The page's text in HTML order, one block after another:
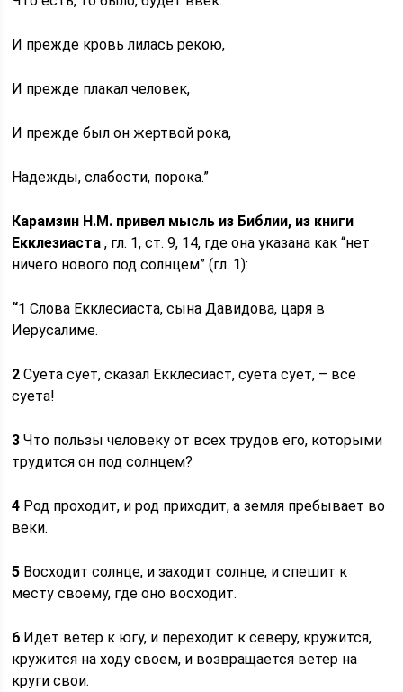
И прежде кровь лилась рекою,
И прежде плакал человек,
И прежде был он жертвой рока,
Надежды, слабости, порока.”
Карамзин Н.М. привел мысль из Библии, из книги
Екклезиаста , гл. 1, ст. 9, 14, где она указана как “нет
ничего нового под солнцем” (гл. 1):
“1 Слова Екклесиаста, сына Давидова, царя в
Иерусалиме.
2 Суета сует, сказал Екклесиаст, суета сует, – все
суета!
3 Что пользы человеку от всех трудов его, которыми
трудится он под солнцем?
4 Род проходит, и род приходит, а земля пребывает во
веки.
5 Восходит солнце, и заходит солнце, и спешит к
месту своему, где оно восходит.
6 Идет ветер к югу, и переходит к северу, кружится,
кружится на ходу своем, и возвращается ветер на
круги свои.